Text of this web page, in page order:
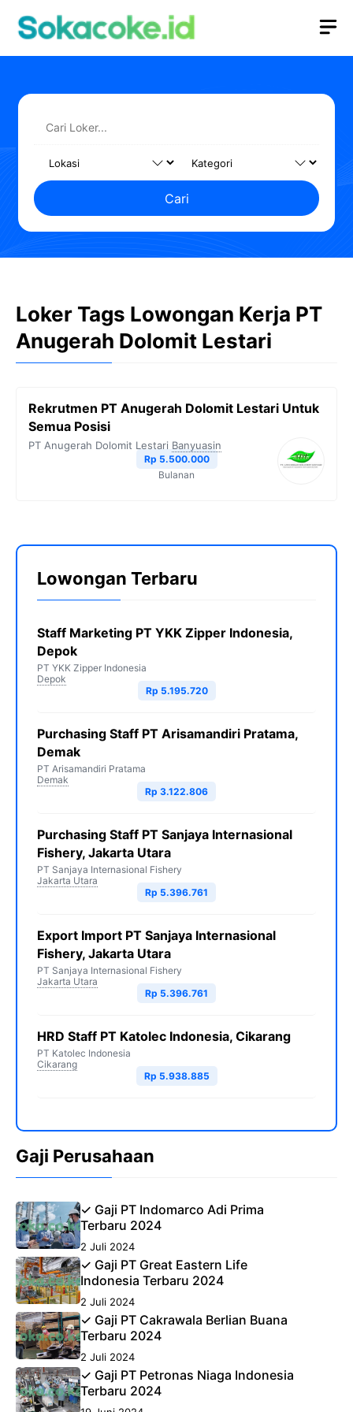
Cari
Loker Tags Lowongan Kerja PT
Anugerah Dolomit Lestari
Rekrutmen PT Anugerah Dolomit Lestari Untuk
Semua Posisi
PT Anugerah Dolomit Lestari Banyuasin
Rp 5.500.000
Bulanan
Lowongan Terbaru
Staff Marketing PT YKK Zipper Indonesia,
Depok
PT YKK Zipper Indonesia
Depok
Rp 5.195.720
Purchasing Staff PT Arisamandiri Pratama,
Demak
PT Arisamandiri Pratama
Demak
Rp 3.122.806
Purchasing Staff PT Sanjaya Internasional
Fishery, Jakarta Utara
PT Sanjaya Internasional Fishery
Jakarta Utara
Rp 5.396.761
Export Import PT Sanjaya Internasional
Fishery, Jakarta Utara
PT Sanjaya Internasional Fishery
Jakarta Utara
Rp 5.396.761
HRD Staff PT Katolec Indonesia, Cikarang
PT Katolec Indonesia
Cikarang
Rp 5.938.885
Gaji Perusahaan
✓ Gaji PT Indomarco Adi Prima
Terbaru 2024
2 Juli 2024
✓ Gaji PT Great Eastern Life
Indonesia Terbaru 2024
2 Juli 2024
✓ Gaji PT Cakrawala Berlian Buana
Terbaru 2024
2 Juli 2024
✓ Gaji PT Petronas Niaga Indonesia
Terbaru 2024